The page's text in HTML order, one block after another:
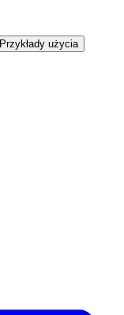
Przykłady użycia